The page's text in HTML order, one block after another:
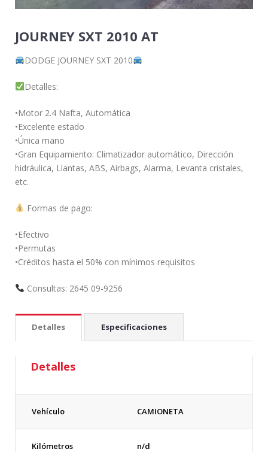
JOURNEY SXT 2010 AT
DODGE JOURNEY SXT 2010
Detalles:
•Motor 2.4 Nafta, Automática
•Excelente estado
•Única mano
•Gran Equipamiento: Climatizador automático, Dirección
hidráulica, Llantas, ABS, Airbags, Alarma, Levanta cristales,
etc.
Formas de pago:
•Efectivo
•Permutas
•Créditos hasta el 50% con mínimos requisitos
Consultas: 2645 09-9256
Detalles Especificaciones
Detalles
Vehículo CAMIONETA
Kilómetros n/d